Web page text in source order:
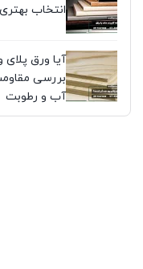
انتخاب
آیا ورق
بررسی
آب و رطوبت